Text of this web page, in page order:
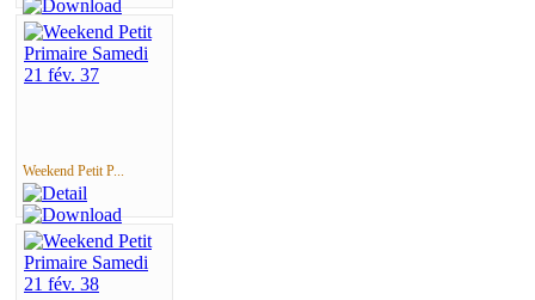
Weekend Petit P...